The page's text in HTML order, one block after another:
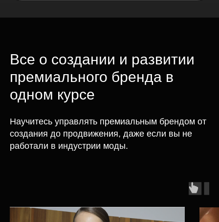
Все о создании и развитии
премиального бренда в
одном курсе
Научитесь управлять премиальным брендом от
создания до продвижения, даже если вы не
работали в индустрии моды.